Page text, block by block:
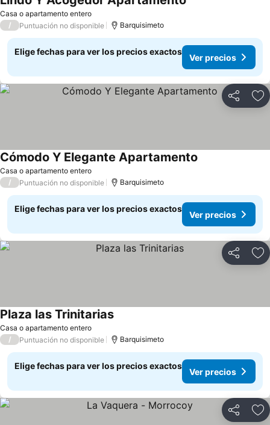
Casa o apartamento entero
/ Puntuación no disponible Barquisimeto
Elige fechas para ver los precios exactos
Ver precios
Compartir
Casa o apartamento entero
Cómodo Y Elegante Apartamento
/ Puntuación no disponible Barquisimeto
Elige fechas para ver los precios exactos
Ver precios
Compartir
Casa o apartamento entero
Plaza las TrinitariasVer precios
/ Puntuación no disponible Barquisimeto
Elige fechas para ver los precios exactos
Ver precios
Compartir